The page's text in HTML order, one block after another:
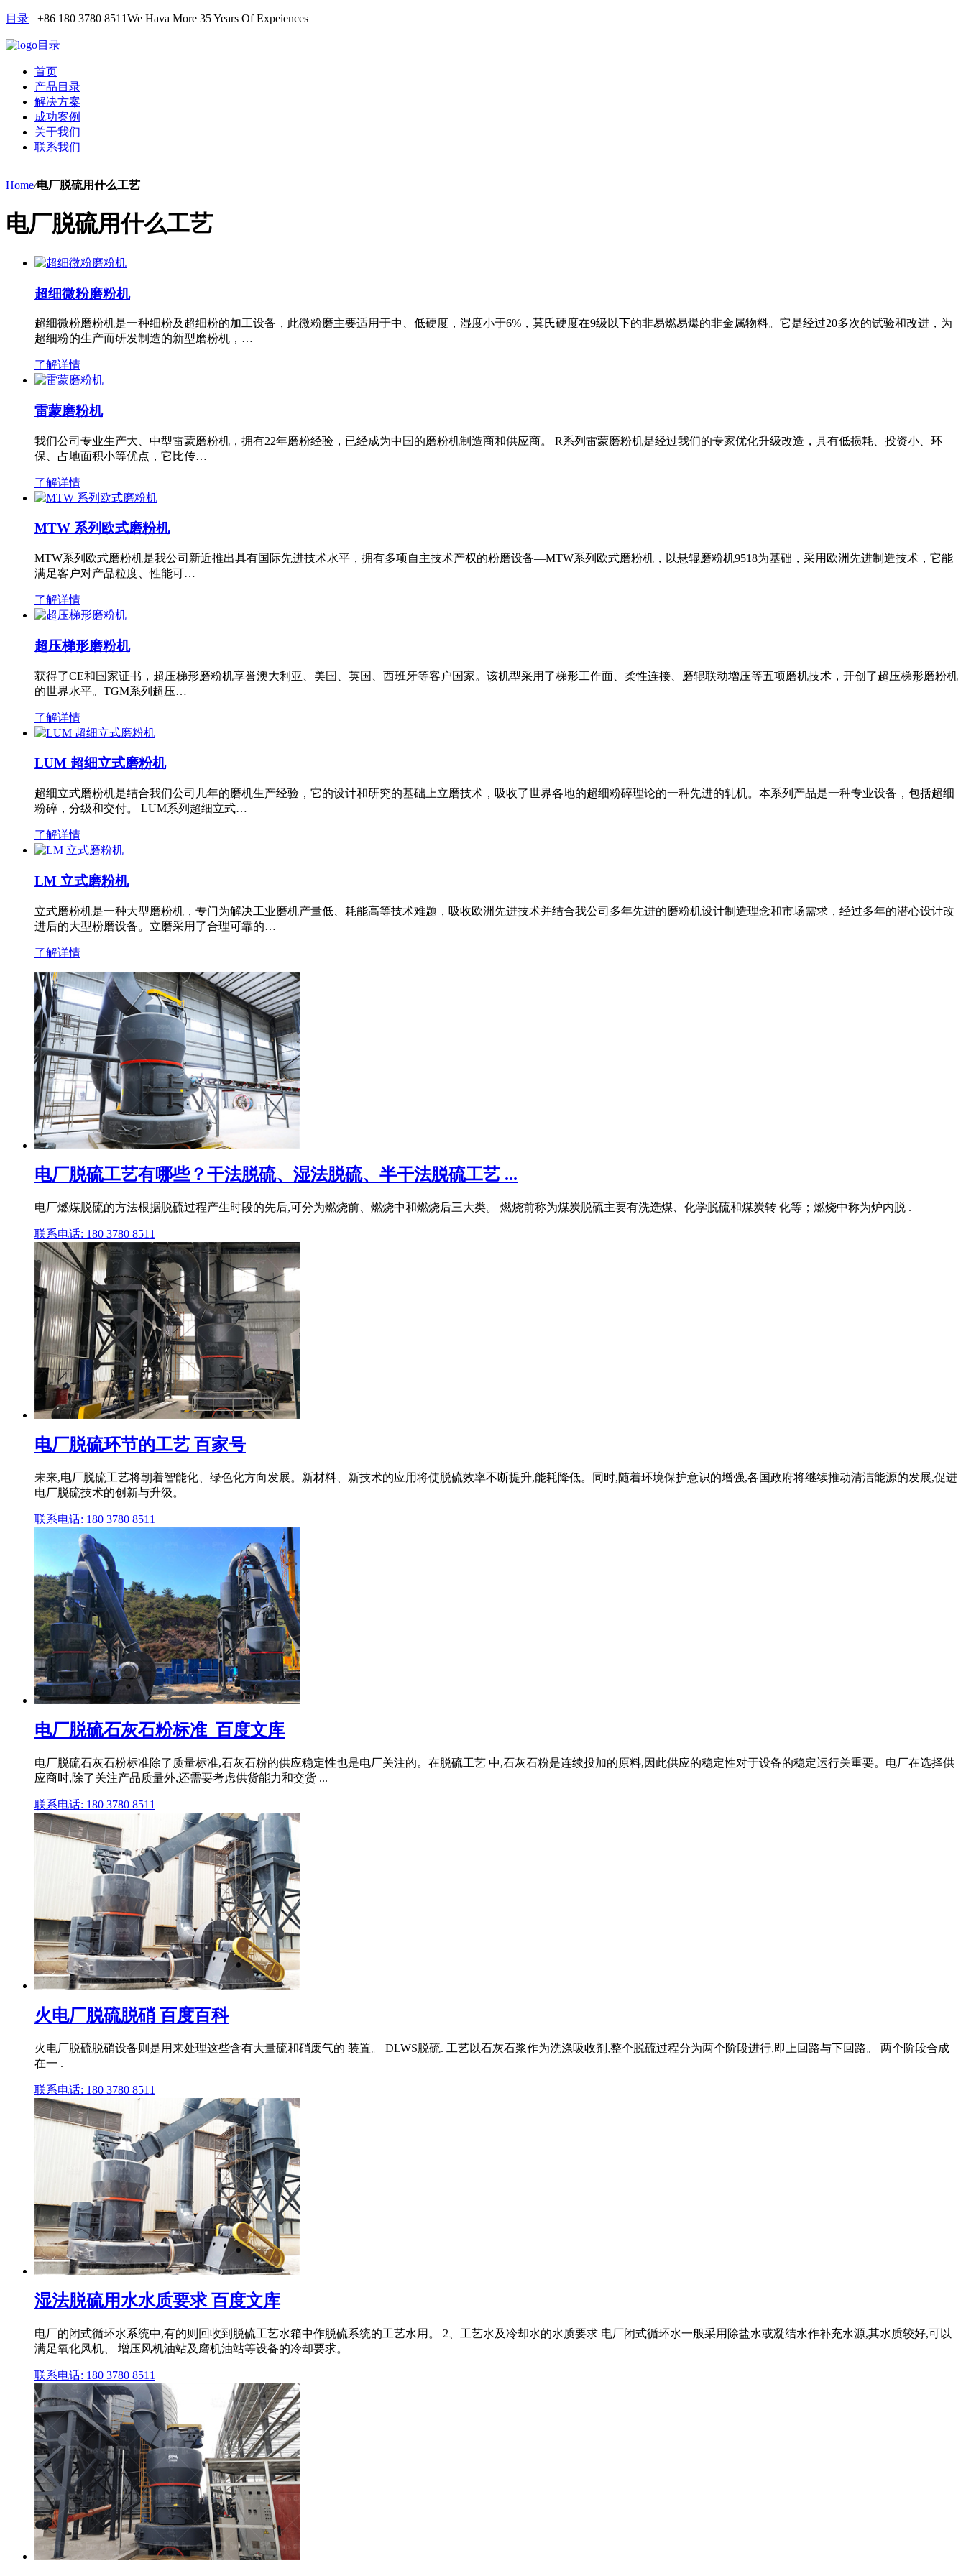
目录 +86 180 3780 8511We Hava More 35 Years Of Expeiences
目录
首页
产品目录
解决方案
成功案例
关于我们
联系我们
Home/电厂脱硫用什么工艺
电厂脱硫用什么工艺
超细微粉磨粉机
超细微粉磨粉机是一种细粉及超细粉的加工设备，此微粉磨主要适用于中、低硬度，湿度小于6%，莫氏硬度在9级以下的非易燃易爆的非金属物料。它是经过20多次的试验和改进，为
超细粉的生产而研发制造的新型磨粉机，…
了解详情
雷蒙磨粉机
我们公司专业生产大、中型雷蒙磨粉机，拥有22年磨粉经验，已经成为中国的磨粉机制造商和供应商。 R系列雷蒙磨粉机是经过我们的专家优化升级改造，具有低损耗、投资小、环
保、占地面积小等优点，它比传…
了解详情
MTW 系列欧式磨粉机
MTW系列欧式磨粉机是我公司新近推出具有国际先进技术水平，拥有多项自主技术产权的粉磨设备—MTW系列欧式磨粉机，以悬辊磨粉机9518为基础，采用欧洲先进制造技术，它能
满足客户对产品粒度、性能可…
了解详情
超压梯形磨粉机
获得了CE和国家证书，超压梯形磨粉机享誉澳大利亚、美国、英国、西班牙等客户国家。该机型采用了梯形工作面、柔性连接、磨辊联动增压等五项磨机技术，开创了超压梯形磨粉机
的世界水平。TGM系列超压…
了解详情
LUM 超细立式磨粉机
超细立式磨粉机是结合我们公司几年的磨机生产经验，它的设计和研究的基础上立磨技术，吸收了世界各地的超细粉碎理论的一种先进的轧机。本系列产品是一种专业设备，包括超细
粉碎，分级和交付。 LUM系列超细立式…
了解详情
LM 立式磨粉机
立式磨粉机是一种大型磨粉机，专门为解决工业磨机产量低、耗能高等技术难题，吸收欧洲先进技术并结合我公司多年先进的磨粉机设计制造理念和市场需求，经过多年的潜心设计改
进后的大型粉磨设备。立磨采用了合理可靠的…
了解详情
电厂脱硫工艺有哪些？干法脱硫、湿法脱硫、半干法脱硫工艺 ...
电厂燃煤脱硫的方法根据脱硫过程产生时段的先后,可分为燃烧前、燃烧中和燃烧后三大类。 燃烧前称为煤炭脱硫主要有洗选煤、化学脱硫和煤炭转 化等；燃烧中称为炉内脱 .
联系电话: 180 3780 8511
电厂脱硫环节的工艺 百家号
未来,电厂脱硫工艺将朝着智能化、绿色化方向发展。新材料、新技术的应用将使脱硫效率不断提升,能耗降低。同时,随着环境保护意识的增强,各国政府将继续推动清洁能源的发展,促进
电厂脱硫技术的创新与升级。
联系电话: 180 3780 8511
电厂脱硫石灰石粉标准_百度文库
电厂脱硫石灰石粉标准除了质量标准,石灰石粉的供应稳定性也是电厂关注的。在脱硫工艺 中,石灰石粉是连续投加的原料,因此供应的稳定性对于设备的稳定运行关重要。电厂在选择供
应商时,除了关注产品质量外,还需要考虑供货能力和交货 ...
联系电话: 180 3780 8511
火电厂脱硫脱硝 百度百科
火电厂脱硫脱硝设备则是用来处理这些含有大量硫和硝废气的 装置。 DLWS脱硫. 工艺以石灰石浆作为洗涤吸收剂,整个脱硫过程分为两个阶段进行,即上回路与下回路。 两个阶段合成
在一 .
联系电话: 180 3780 8511
湿法脱硫用水水质要求 百度文库
电厂的闭式循环水系统中,有的则回收到脱硫工艺水箱中作脱硫系统的工艺水用。 2、工艺水及冷却水的水质要求 电厂闭式循环水一般采用除盐水或凝结水作补充水源,其水质较好,可以
满足氧化风机、 增压风机油站及磨机油站等设备的冷却要求。
联系电话: 180 3780 8511